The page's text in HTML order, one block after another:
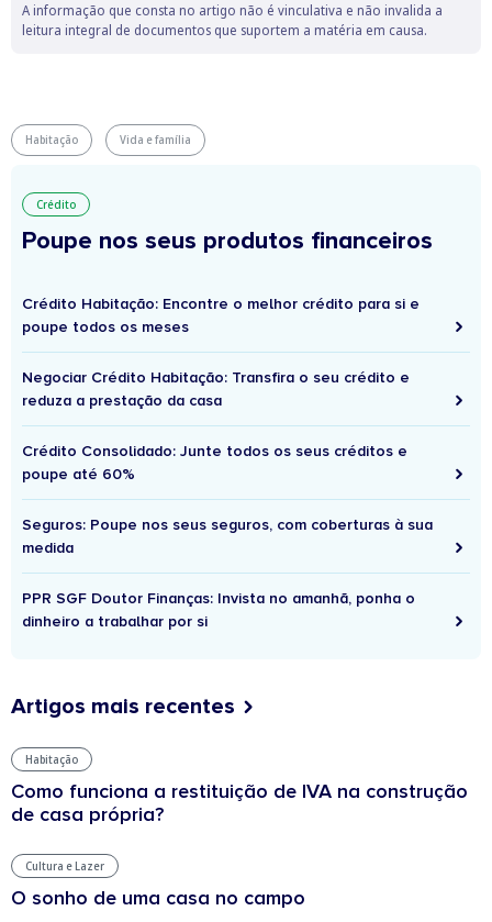
A informação que consta no artigo não é vinculativa e não invalida a
leitura integral de documentos que suportem a matéria em causa.
Habitação Vida e família
Crédito
Poupe nos seus produtos financeiros
Crédito Habitação: Encontre o melhor crédito para si e
poupe todos os meses
Negociar Crédito Habitação: Transfira o seu crédito e
reduza a prestação da casa
Crédito Consolidado: Junte todos os seus créditos e
poupe até 60%
Seguros: Poupe nos seus seguros, com coberturas à sua
medida
PPR SGF Doutor Finanças: Invista no amanhã, ponha o
dinheiro a trabalhar por si
Artigos mais recentes
Habitação
Como funciona a restituição de IVA na construção
de casa própria?
Cultura e Lazer
O sonho de uma casa no campo